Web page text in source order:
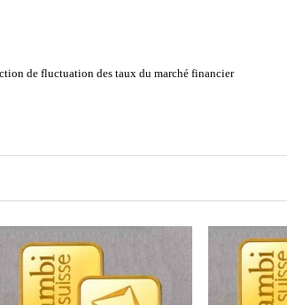
de fluctuation des taux du marché financier